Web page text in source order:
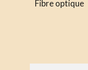
Fibre optique